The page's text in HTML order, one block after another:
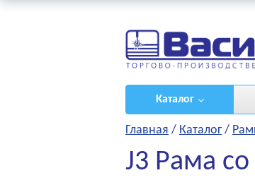
Каталог
Главная / Каталог /
J3 Рама